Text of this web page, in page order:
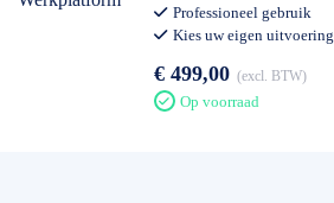
Professioneel gebruik
Kies uw eigen uitvoering
€ 499,00 excl. BTW
Op voorraad